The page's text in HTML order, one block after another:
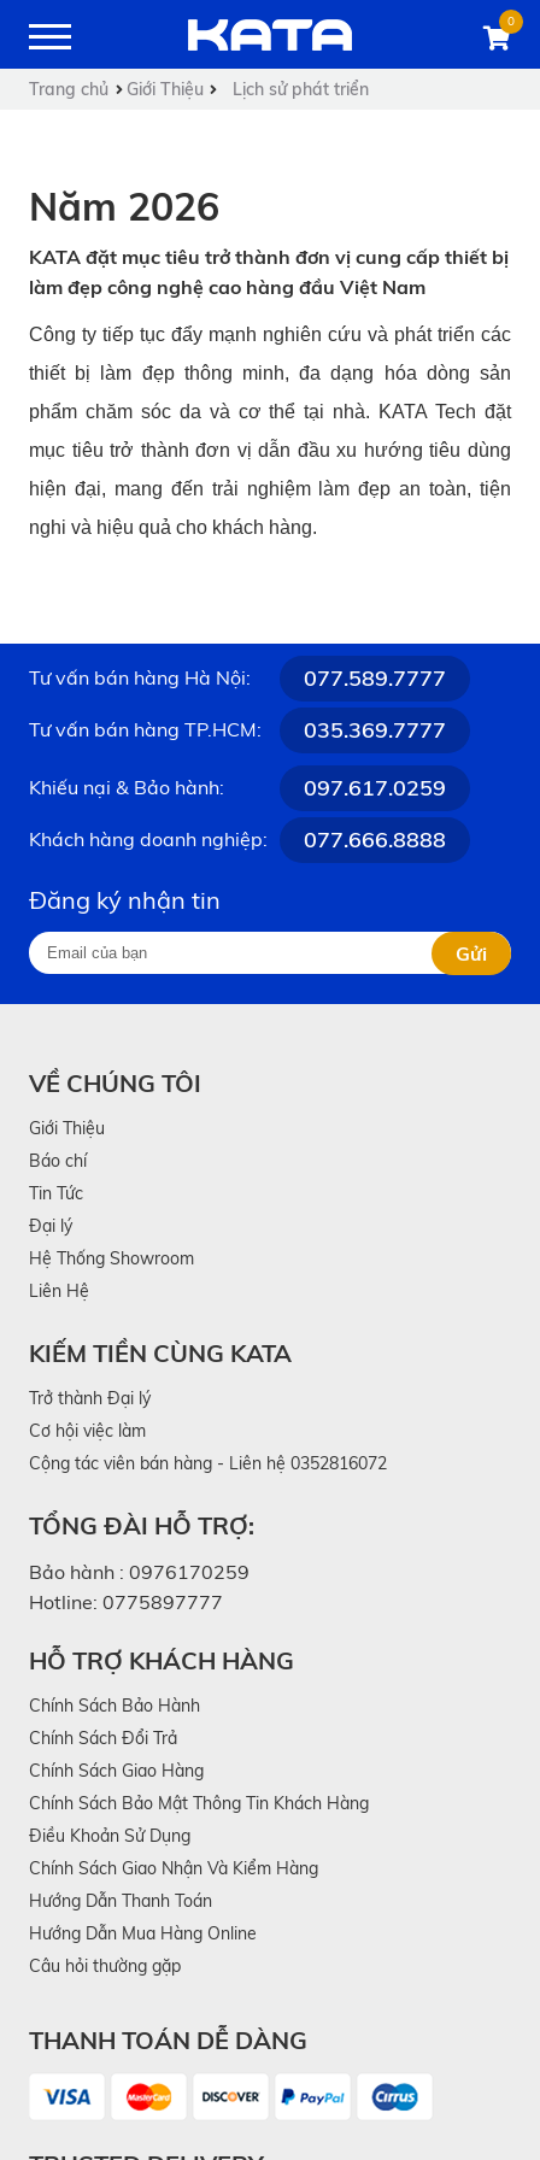
0
Trang chủ Giới Thiệu Lịch sử phát triển
Năm 2026
KATA đặt mục tiêu trở thành đơn vị cung cấp thiết bị
làm đẹp công nghệ cao hàng đầu Việt Nam
Công ty tiếp tục đẩy mạnh nghiên cứu và phát triển các
thiết bị làm đẹp thông minh, đa dạng hóa dòng sản
phẩm chăm sóc da và cơ thể tại nhà. KATA Tech đặt
mục tiêu trở thành đơn vị dẫn đầu xu hướng tiêu dùng
hiện đại, mang đến trải nghiệm làm đẹp an toàn, tiện
nghi và hiệu quả cho khách hàng.
Tư vấn bán hàng Hà Nội: 077.589.7777
Tư vấn bán hàng TP.HCM: 035.369.7777
Khiếu nại & Bảo hành: 097.617.0259
Khách hàng doanh nghiệp: 077.666.8888
Đăng ký nhận tin
Gửi
VỀ CHÚNG TÔI
Giới Thiệu
Báo chí
Tin Tức
Đại lý
Hệ Thống Showroom
Liên Hệ
KIẾM TIỀN CÙNG KATA
Trở thành Đại lý
Cơ hội việc làm
Cộng tác viên bán hàng - Liên hệ 0352816072
TỔNG ĐÀI HỖ TRỢ:
Bảo hành : 0976170259
Hotline: 0775897777
HỖ TRỢ KHÁCH HÀNG
Chính Sách Bảo Hành
Chính Sách Đổi Trả
Chính Sách Giao Hàng
Chính Sách Bảo Mật Thông Tin Khách Hàng
Điều Khoản Sử Dụng
Chính Sách Giao Nhận Và Kiểm Hàng
Hướng Dẫn Thanh Toán
Hướng Dẫn Mua Hàng Online
Câu hỏi thường gặp
THANH TOÁN DỄ DÀNG